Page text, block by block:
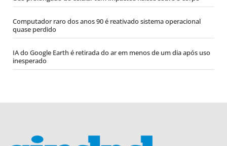
Computador raro dos anos 90 é reativado sistema operacional
quase perdido
IA do Google Earth é retirada do ar em menos de um dia após uso
inesperado